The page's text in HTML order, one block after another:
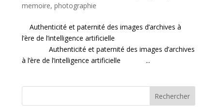
memoire, photographie
Authenticité et paternité des images d’archives à
l’ère de l’intelligence artificielle
Authenticité et paternité des images d’archives
à l’ère de l’intelligence artificielle ...
Rechercher